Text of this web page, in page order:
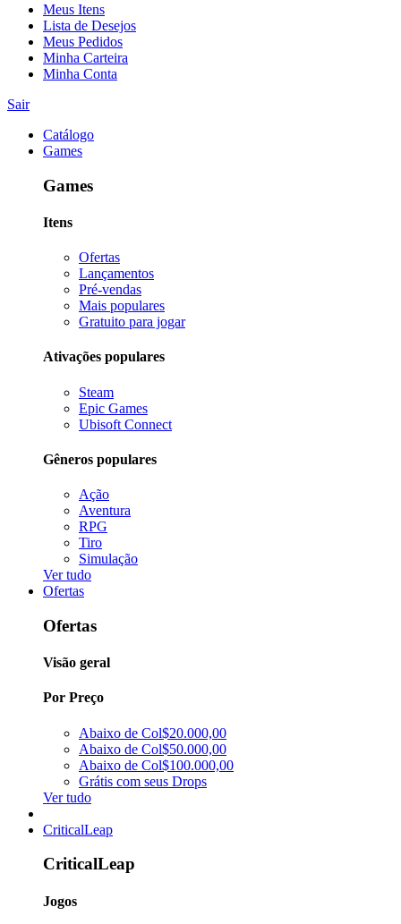
Meus Itens
Lista de Desejos
Meus Pedidos
Minha Carteira
Minha Conta
Sair
Catálogo
Games
Games
Itens
Ofertas
Lançamentos
Pré-vendas
Mais populares
Gratuito para jogar
Ativações populares
Steam
Epic Games
Ubisoft Connect
Gêneros populares
Ação
Aventura
RPG
Tiro
Simulação
Ver tudo
Ofertas
Ofertas
Visão geral
Por Preço
Abaixo de Col$20.000,00
Abaixo de Col$50.000,00
Abaixo de Col$100.000,00
Grátis com seus Drops
Ver tudo
CriticalLeap
CriticalLeap
Jogos